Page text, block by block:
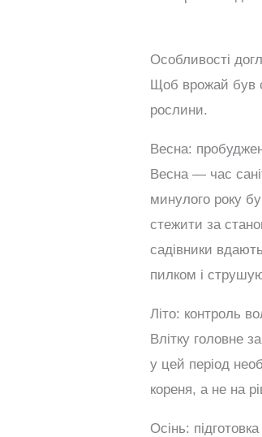
Особливості
Щоб врожай був
рослини.
Весна:
Весна — час
минулого року
стежити за
садівники
пилком і
Літо: контроль
Влітку головне
у цей період
кореня, а не на
Осінь: